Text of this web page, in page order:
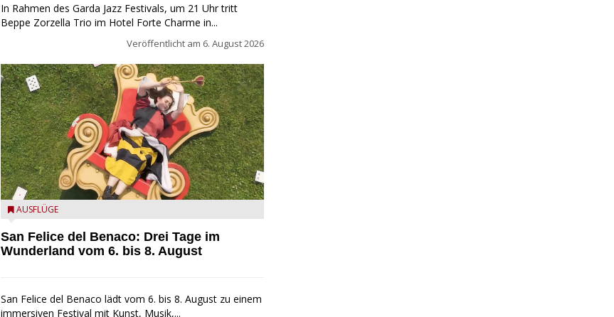
In Rahmen des Garda Jazz Festivals, um 21 Uhr tritt
Beppe Zorzella Trio im Hotel Forte Charme in...
Veröffentlicht am 6. August 2026
San Felice del Benaco: Drei Tage im Wunderland
AUSFLÜGE
San Felice del Benaco: Drei Tage im
Wunderland vom 6. bis 8. August
San Felice del Benaco lädt vom 6. bis 8. August zu einem
immersiven Festival mit Kunst, Musik,...